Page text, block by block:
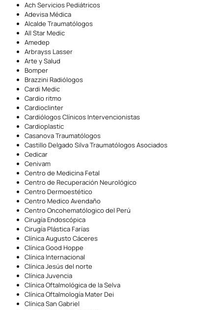
Ach Servicios Pediátricos
Adevisa Médica
Alcalde Traumatólogos
All Star Medic
Amedep
Arbrayss Lasser
Arte y Salud
Bomper
Brazzini Radiólogos
Cardi Medic
Cardio ritmo
Cardioclinter
Cardiólogos Clínicos Intervencionistas
Cardioplastic
Casanova Traumatólogos
Castillo Delgado Silva Traumatólogos Asociados
Cedicar
Cenivam
Centro de Medicina Fetal
Centro de Recuperación Neurológico
Centro Dermoestético
Centro Medico Avendaño
Centro Oncohematólogico del Perú
Cirugía Endoscópica
Cirugía Plástica Farías
Clínica Augusto Cáceres
Clínica Good Hoppe
Clínica Internacional
Clínica Jesús del norte
Clínica Juvencia
Clínica Oftalmológica de la Selva
Clínica Oftalmología Mater Dei
Clínica San Gabriel